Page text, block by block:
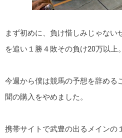
まず初めに、負け惜しみじゃない
を追い１勝４敗その負け20万以上。
今週から僕は競馬の予想を辞める
聞の購入をやめました。
携帯サイトで武豊の出るメインの